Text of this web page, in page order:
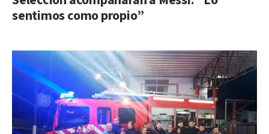
sentimos como propio”